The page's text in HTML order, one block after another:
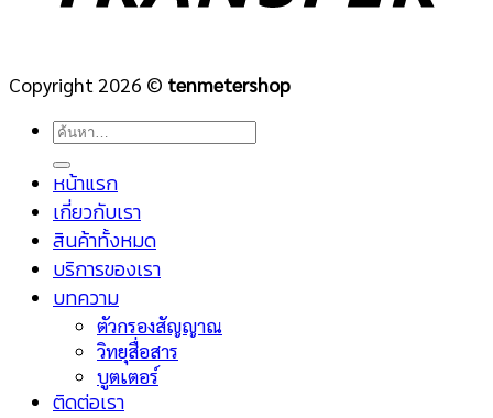
Copyright 2026 © tenmetershop
ค้นหา:
หน้าแรก
เกี่ยวกับเรา
สินค้าทั้งหมด
บริการของเรา
บทความ
ตัวกรองสัญญาณ
วิทยุสื่อสาร
บูตเตอร์
ติดต่อเรา